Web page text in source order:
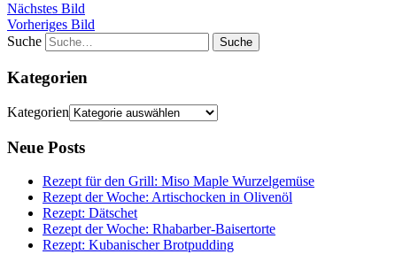
Nächstes Bild
Vorheriges Bild
Suche
Kategorien
Kategorien
Neue Posts
Rezept für den Grill: Miso Maple Wurzelgemüse
Rezept der Woche: Artischocken in Olivenöl
Rezept: Dätschet
Rezept der Woche: Rhabarber-Baisertorte
Rezept: Kubanischer Brotpudding